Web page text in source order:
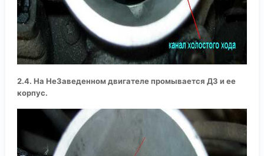
2.4. На НеЗаведенном двигателе промывается ДЗ и ее
корпус.